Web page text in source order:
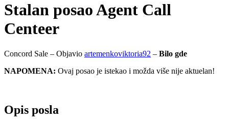
Stalan posaoAgent Call
Centeer
Concord Sale – Objavio artemenkoviktoria92 – Bilo gde
NAPOMENA: Ovaj posao je istekao i možda više nije aktuelan!
Opis posla